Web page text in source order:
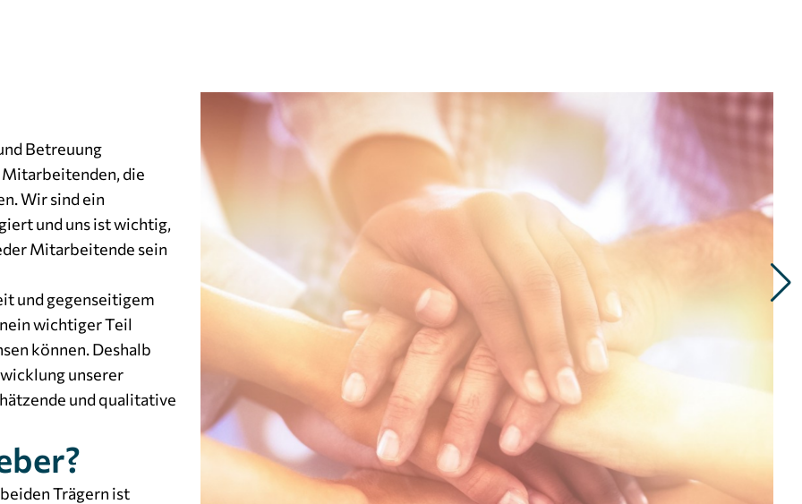
Betreuung
die
Wir sind ein
und uns ist wichtig,
Mitarbeitende sein
und gegenseitigem
wichtiger Teil
können. Deshalb
unserer
und qualitative
Trägern ist